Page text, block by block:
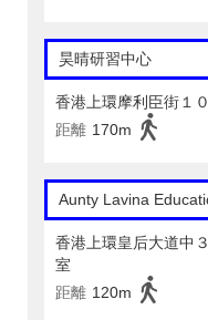
昊晴研習中心
香港上環摩利臣街１
距離 170m
Aunty Lavina
香港上環皇后大道中
室
距離 120m